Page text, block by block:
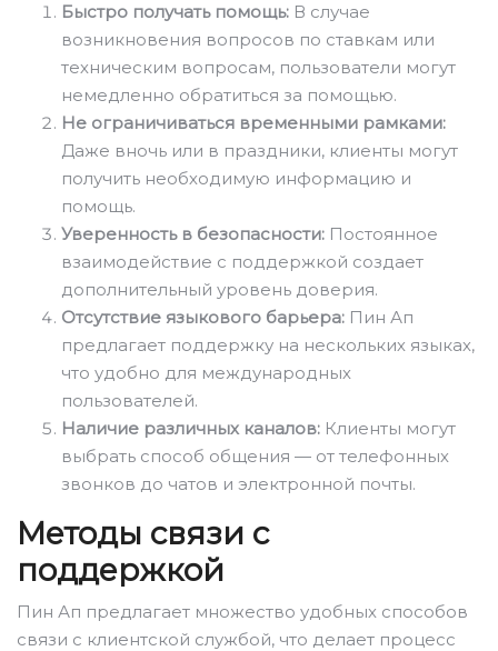
Быстро получать помощь: В случае
возникновения вопросов по ставкам или
техническим вопросам, пользователи могут
немедленно обратиться за помощью.
Не ограничиваться временными рамками:
Даже вночь или в праздники, клиенты могут
получить необходимую информацию и
помощь.
Уверенность в безопасности: Постоянное
взаимодействие с поддержкой создает
дополнительный уровень доверия.
Отсутствие языкового барьера: Пин Ап
предлагает поддержку на нескольких языках,
что удобно для международных
пользователей.
Наличие различных каналов: Клиенты могут
выбрать способ общения — от телефонных
звонков до чатов и электронной почты.
Методы связи с
поддержкой
Пин Ап предлагает множество удобных способов
связи с клиентской службой, что делает процесс